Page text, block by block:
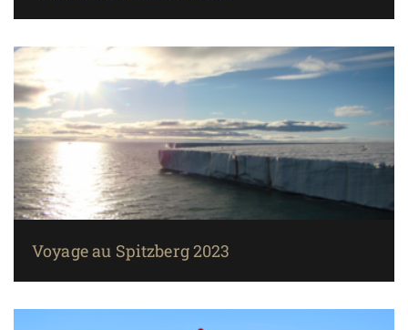
Voyage au Spitzberg 2023